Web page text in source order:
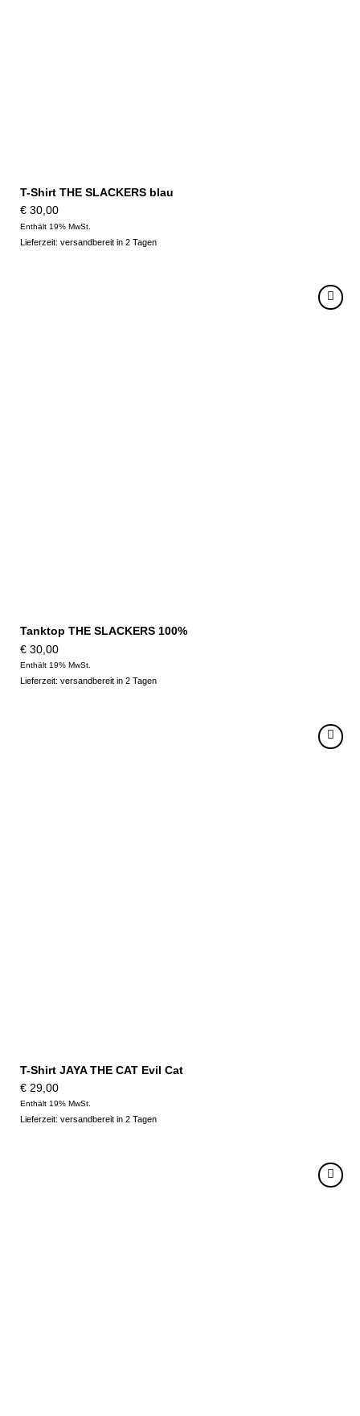
T-Shirt THE SLACKERS blau
€30,00
Enthält 19% MwSt.
Lieferzeit: versandbereit in 2 Tagen
Tanktop THE SLACKERS 100%
€30,00
Enthält 19% MwSt.
Lieferzeit: versandbereit in 2 Tagen
T-Shirt JAYA THE CAT Evil Cat
€29,00
Enthält 19% MwSt.
Lieferzeit: versandbereit in 2 Tagen